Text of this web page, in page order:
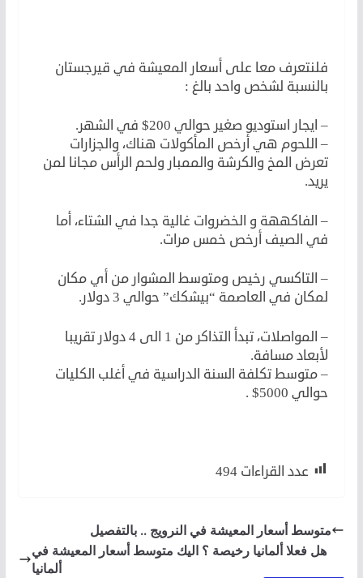
فلنتعرف معا على أسعار المعيشة في قيرجستان
بالنسبة لشخص واحد بالغ :
– ايجار استوديو صغير حوالي 200$ في الشهر.
– اللحوم هي أرخص المأكولات هناك، والجزارات
تعرض المخ والكرشة والممبار ولحم الرأس مجانا لمن
يريد.
– الفاكههة و الخضروات غالية جدا في الشتاء، أما
في الصيف أرخص خمس مرات.
– التاكسي رخيص ومتوسط المشوار من أي مكان
لمكان في العاصمة “بيشكك” حوالي 3 دولار.
– المواصلات، تبدأ التذاكر من 1 الى 4 دولار تقريبا
لأبعاد مسافة.
– متوسط تكلفة السنة الدراسية في أغلب الكليات
حوالي 5000$ .
عدد القراءات 494
متوسط أسعار المعيشة في النرويج .. بالتفصيل
هل فعلا ألمانيا رخيصة ؟ اليك متوسط أسعار المعيشة في
ألمانيا